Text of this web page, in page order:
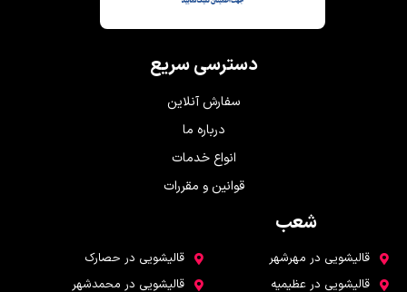
دسترسی سریع
سفارش آنلاین
درباره ما
انواع خدمات
قوانین و مقررات
شعب
قالیشویی در مهرشهر
قالیشویی در عظیمیه
قالیشویی در حصارک
قالیشویی در محمدشهر